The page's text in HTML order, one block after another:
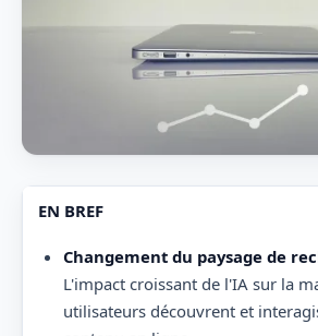
EN BREF
Changement du paysage de
L'impact croissant de l'IA sur la
utilisateurs découvrent et